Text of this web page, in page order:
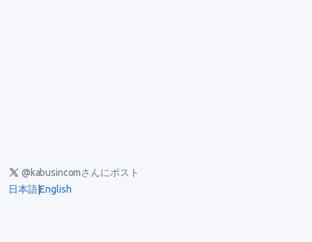
@kabusincomさんにポスト
日本語|English